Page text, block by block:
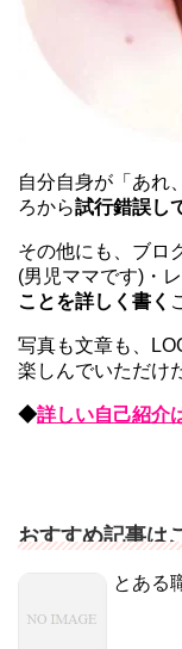
自分自身が「あれ
ろから試行錯誤し
その他にも、ブロ
(男児ママです)・
ことを詳しく書く
写真も文章も、
楽しんでいただけ
◆詳しい自己紹介
おすすめ記事は
とある